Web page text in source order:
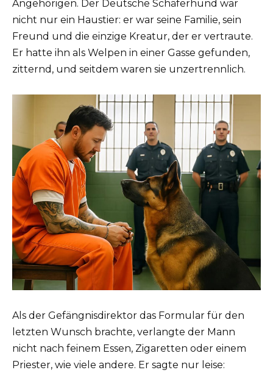
Angehörigen. Der Deutsche Schäferhund war
nicht nur ein Haustier: er war seine Familie, sein
Freund und die einzige Kreatur, der er vertraute.
Er hatte ihn als Welpen in einer Gasse gefunden,
zitternd, und seitdem waren sie unzertrennlich.
Als der Gefängnisdirektor das Formular für den
letzten Wunsch brachte, verlangte der Mann
nicht nach feinem Essen, Zigaretten oder einem
Priester, wie viele andere. Er sagte nur leise: